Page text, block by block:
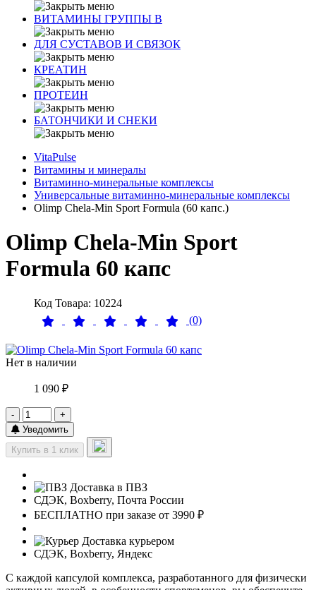
ВИТАМИНЫ ГРУППЫ В
ДЛЯ СУСТАВОВ И СВЯЗОК
КРЕАТИН
ПРОТЕИН
БАТОНЧИКИ И СНЕКИ
VitaPulse
Витамины и минералы
Витаминно-минеральные комплексы
Универсальные витаминно-минеральные комплексы
Olimp Chela-Min Sport Formula (60 капс.)
Olimp Chela-Min Sport
Formula 60 капс
Код Товара: 10224
(0)
Нет в наличии
1 090 ₽
-
+
Уведомить
Купить в 1 клик
Доставка в ПВЗ
СДЭК, Boxberry, Почта России
БЕСПЛАТНО при заказе от 3990 ₽
Доставка курьером
СДЭК, Boxberry, Яндекс
С каждой капсулой комплекса, разработанного для физически